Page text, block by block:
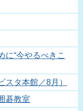
に“今やるべきこ
スタ本館／8月）
碁教室